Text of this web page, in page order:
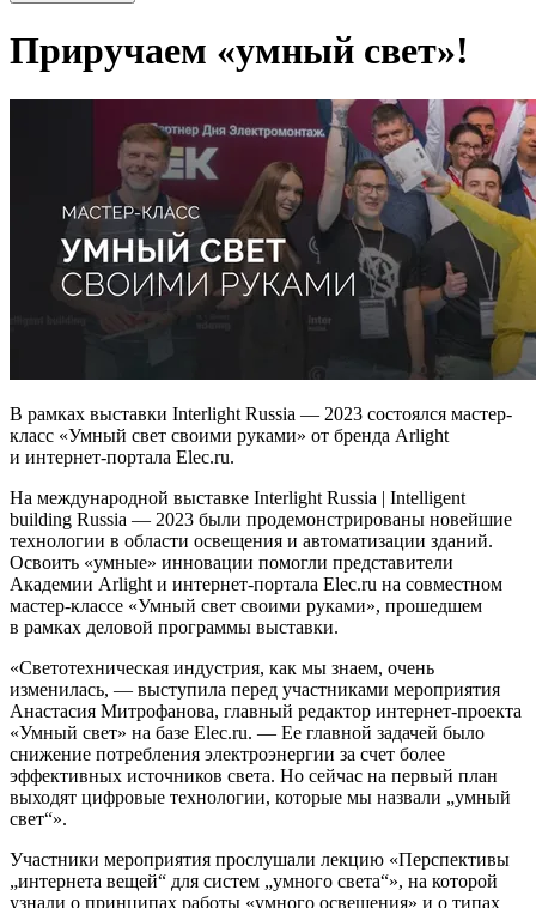
Приручаем «умный свет»!
В рамках выставки Interlight Russia — 2023 состоялся мастер-
класс «Умный свет своими руками» от бренда Arlight
и интернет-портала Elec.ru.
На международной выставке Interlight Russia | Intelligent
building Russia — 2023 были продемонстрированы новейшие
технологии в области освещения и автоматизации зданий.
Освоить «умные» инновации помогли представители
Академии Arlight и интернет-портала Elec.ru на совместном
мастер-классе «Умный свет своими руками», прошедшем
в рамках деловой программы выставки.
«Светотехническая индустрия, как мы знаем, очень
изменилась, — выступила перед участниками мероприятия
Анастасия Митрофанова, главный редактор интернет-проекта
«Умный свет» на базе Elec.ru. — Ее главной задачей было
снижение потребления электроэнергии за счет более
эффективных источников света. Но сейчас на первый план
выходят цифровые технологии, которые мы назвали „умный
свет“».
Участники мероприятия прослушали лекцию «Перспективы
„интернета вещей“ для систем „умного света“», на которой
узнали о принципах работы «умного освещения» и о типах